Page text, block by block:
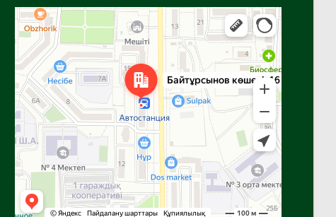
Алға
Яндекс Карталар — көлік, навигация, орындарды іздеу